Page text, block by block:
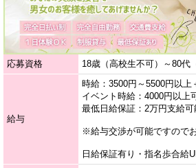
応募資格 18歳（高校生不可）～80代
給与
時給：3500円～5500円以
イベント時給：4000円以上
最低日給保証：2万円支給
※給与交渉が可能ですので
日給保証有り・指名歩合給